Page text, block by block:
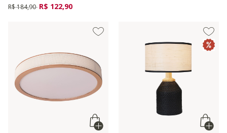
Preço reduzido de
R$ 184,90 para
R$ 122,90